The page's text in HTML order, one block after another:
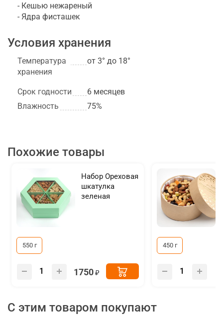
- Кешью нежареный
- Ядра фисташек
Условия хранения
Температура
хранения
от 3° до 18°
Срок годности
6 месяцев
Влажность
75%
Похожие товары
Набор Ореховая
шкатулка
зеленая
550 г
1750
450 г
С этим товаром покупают